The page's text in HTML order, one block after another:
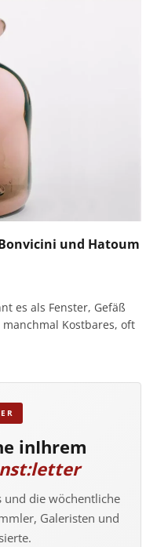
und Hatoum
es als Fenster, Gefäß
Kostbares, oft
inIhrem
und die wöchentliche
Galeristen und